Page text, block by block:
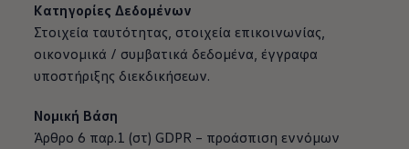
Κατηγορίες Δεδομένων
Στοιχεία ταυτότητας, στοιχεία επικοινωνίας,
οικονομικά / συμβατικά δεδομένα, έγγραφα
υποστήριξης διεκδικήσεων.
Νομική Βάση
Άρθρο 6 παρ.1 (στ) GDPR – προάσπιση εννόμων